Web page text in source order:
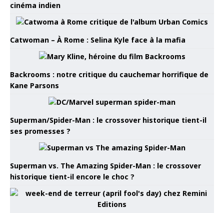
cinéma indien
Catwoman – À Rome : Selina Kyle face à la mafia
Backrooms : notre critique du cauchemar horrifique de
Kane Parsons
Superman/Spider-Man : le crossover historique tient-il
ses promesses ?
Superman vs. The Amazing Spider-Man : le crossover
historique tient-il encore le choc ?